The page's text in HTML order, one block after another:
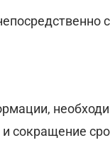
сокращение